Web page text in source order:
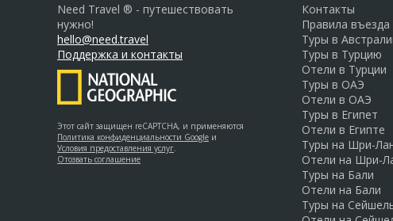
Need Travel ® - путешествовать
нужно!
hello@need.travel
Поддержка и контакты
Этот сайт защищен reCAPTCHA, и применяются
Политика конфиденциальности Google и
Условия предоставления услуг.
Отозвать соглашение
Контакты
Правила въезда
Туры в
Туры в Турцию
Отели в Турции
Туры в ОАЭ
Отели в ОАЭ
Туры в Египет
Отели в Египте
Туры на Шри-
Отели на Шри-
Туры на Бали
Отели на Бали
Туры на